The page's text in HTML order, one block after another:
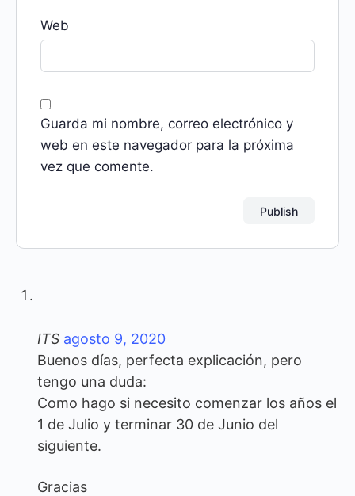
Web
Guarda mi nombre, correo electrónico y
web en este navegador para la próxima
vez que comente.
ITS agosto 9, 2020
Buenos días, perfecta explicación, pero
tengo una duda:
Como hago si necesito comenzar los años el
1 de Julio y terminar 30 de Junio del
siguiente.
Gracias